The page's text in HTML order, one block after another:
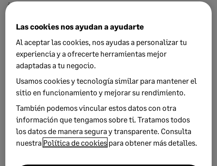
integrantes del equipo para una puesta al día.
En definitiva, el regreso al trabajo tras las vacaciones
puede ser una oportunidad para reevaluar y mejorar
nuestra vida laboral.
Adoptar un enfoque progresivo,
aprovechar las ventajas del teletrabajo y la digitalización,
fomentar la innovación, cuidar la salud de los empleados,
captar talento y preparar los presupuestos para el próximo
año son estrategias clave para una reincorporación exitosa.
Con estos propósitos, podemosafrontar el nuevo curso
laboral con energíarenovada y una actitud positiva.
Nota del editor: Este artículo fue publicado en con
Las cookies nos ayudan a ayudarte
Al aceptar las cookies, nos ayudas a personalizar tu
experiencia y a ofrecerte herramientas mejor
adaptadas a tu negocio.
Usamos cookies y tecnología similar para mantener el
sitio en funcionamiento y mejorar su rendimiento.
También podemos vincular estos datos con otra
información que tengamos sobre ti. Tratamos todos
los datos de manera segura y transparente. Consulta
nuestra Política de cookies para obtener más detalles.